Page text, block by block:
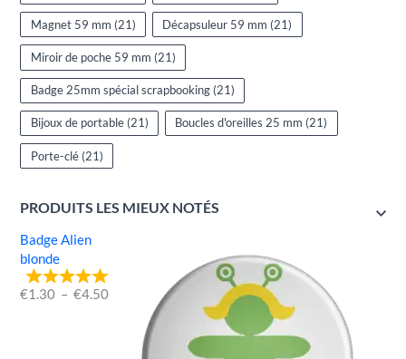
Magnet 59 mm (21) Décapsuleur 59 mm (21)
Miroir de poche 59 mm (21)
Badge 25mm spécial scrapbooking (21)
Bijoux de portable (21) Boucles d'oreilles 25 mm (21)
Porte-clé (21)
PRODUITS LES MIEUX NOTÉS
Badge Alien
blonde
€1.30 – €4.50